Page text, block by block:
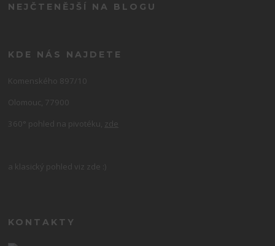
NEJČTENĚJŠÍ NA BLOGU
KDE NÁS NAJDETE
Komenského 897/10
Olomouc, 77900
360° pohled na pivotéku, zde
a klasický pohled viz zde :)
KONTAKTY